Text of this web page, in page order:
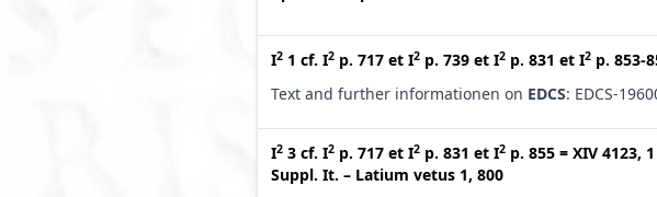
I2 1 cf. I2 p. 717 et I2 p. 739 et I2 p. 831 et I2 p. 853-
Text and further informationen on EDCS: EDCS-
I2 3 cf. I2 p. 717 et I2 p. 831 et I2 p. 855 = XIV 4123, 1
Suppl. It. – Latium vetus 1, 800